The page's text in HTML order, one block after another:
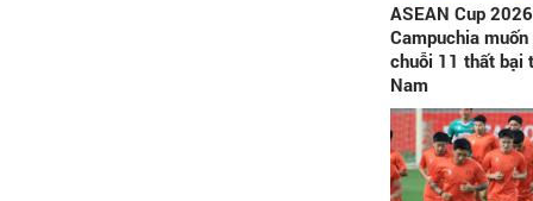
ASEAN Cup
Campuchia
chuỗi 11 thất bại
Nam